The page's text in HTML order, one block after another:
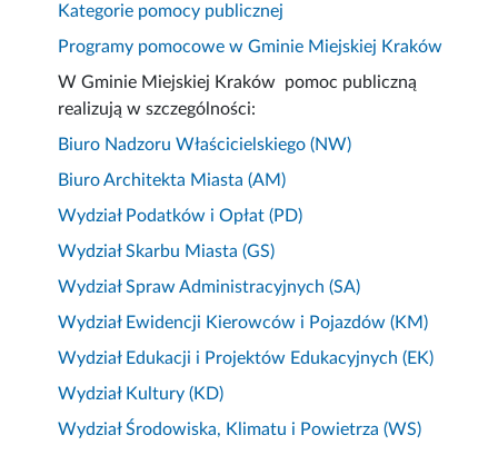
Kategorie pomocy publicznej
Programy pomocowe w Gminie Miejskiej Kraków
W Gminie Miejskiej Kraków pomoc publiczną
realizują w szczególności:
Biuro Nadzoru Właścicielskiego (NW)
Biuro Architekta Miasta (AM)
Wydział Podatków i Opłat (PD)
Wydział Skarbu Miasta (GS)
Wydział Spraw Administracyjnych (SA)
Wydział Ewidencji Kierowców i Pojazdów (KM)
Wydział Edukacji i Projektów Edukacyjnych (EK)
Wydział Kultury (KD)
Wydział Środowiska, Klimatu i Powietrza (WS)